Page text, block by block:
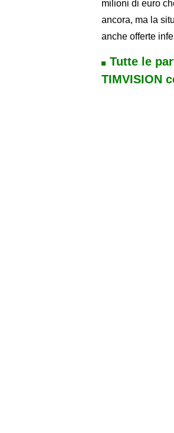
milioni di euro
ancora, ma la
anche offerte
Tutte le
TIMVISION